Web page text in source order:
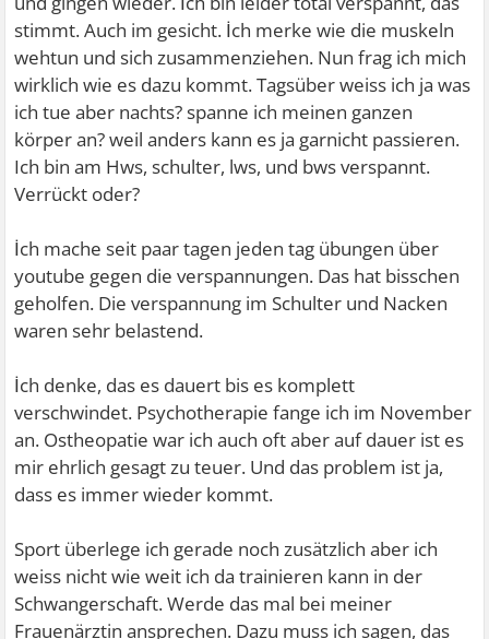
stimmt. Auch im gesicht. İch merke wie die muskeln
wehtun und sich zusammenziehen. Nun frag ich mich
wirklich wie es dazu kommt. Tagsüber weiss ich ja was
ich tue aber nachts? spanne ich meinen ganzen
körper an? weil anders kann es ja garnicht passieren.
Ich bin am Hws, schulter, lws, und bws verspannt.
Verrückt oder?
İch mache seit paar tagen jeden tag übungen über
youtube gegen die verspannungen. Das hat bisschen
geholfen. Die verspannung im Schulter und Nacken
waren sehr belastend.
İch denke, das es dauert bis es komplett
verschwindet. Psychotherapie fange ich im November
an. Ostheopatie war ich auch oft aber auf dauer ist es
mir ehrlich gesagt zu teuer. Und das problem ist ja,
dass es immer wieder kommt.
Sport überlege ich gerade noch zusätzlich aber ich
weiss nicht wie weit ich da trainieren kann in der
Schwangerschaft. Werde das mal bei meiner
Frauenärztin ansprechen. Dazu muss ich sagen, das